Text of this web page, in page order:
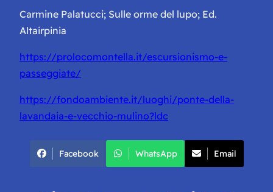
Carmine Palatucci; Sulle orme del lupo; Ed.
Altairpinia
https://prolocomontella.it/escursionismo-e-
passeggiate/
https://fondoambiente.it/luoghi/ponte-della-
lavandaia-e-vecchio-mulino?ldc
Facebook WhatsApp Email